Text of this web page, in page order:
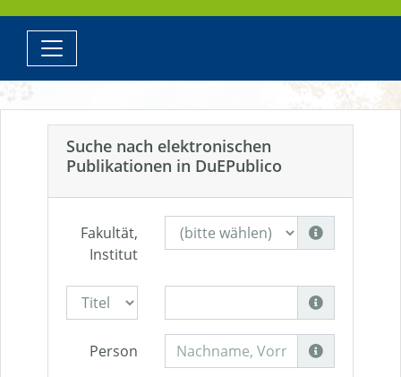
Suche nach elektronischen
Publikationen in DuEPublico
Fakultät,
Institut
Person